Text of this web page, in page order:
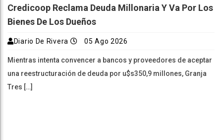
Credicoop Reclama Deuda Millonaria Y Va Por Los
Bienes De Los Dueños
Diario De Rivera 05 Ago 2026
Mientras intenta convencer a bancos y proveedores de aceptar
una reestructuración de deuda por u$s350,9 millones, Granja
Tres […]